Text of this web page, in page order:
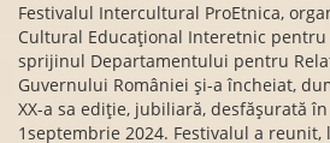
Festivalul Intercultural ProEtnica,
Cultural Educațional Interetnic pentru
sprijinul Departamentului pentru
Guvernului României și-a încheiat,
XX-a sa ediție, jubiliară, desfășurată
1septembrie 2024. Festivalul a reunit,